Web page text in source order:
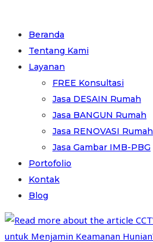
Beranda
Tentang Kami
Layanan
FREE Konsultasi
Jasa DESAIN Rumah
Jasa BANGUN Rumah
Jasa RENOVASI Rumah
Jasa Gambar IMB-PBG
Portofolio
Kontak
Blog